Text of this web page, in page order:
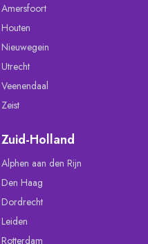
Amersfoort
Houten
Nieuwegein
Utrecht
Veenendaal
Zeist
Zuid-Holland
Alphen aan den Rijn
Den Haag
Dordrecht
Leiden
Rotterdam